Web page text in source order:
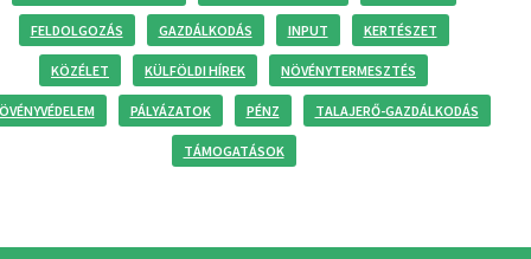
FELDOLGOZÁS GAZDÁLKODÁS INPUT KERTÉSZET
KÖZÉLET KÜLFÖLDI HÍREK NÖVÉNYTERMESZTÉS
PÁLYÁZATOK PÉNZ TALAJERŐ-GAZDÁLKODÁS
TÁMOGATÁSOK